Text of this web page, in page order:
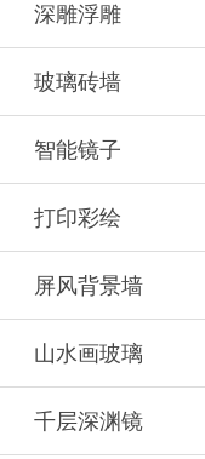
深雕浮雕
玻璃砖墙
智能镜子
打印彩绘
屏风背景墙
山水画玻璃
千层深渊镜